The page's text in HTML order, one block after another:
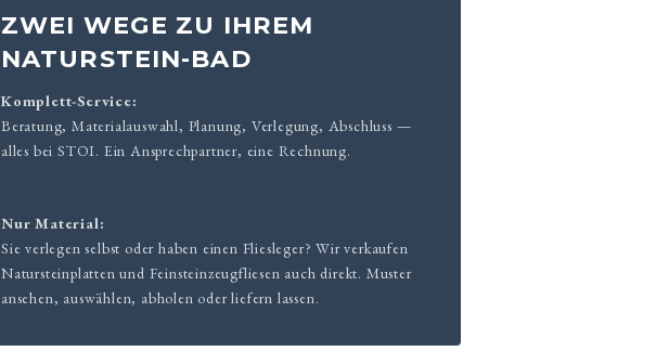
ZWEI WEGE ZU IHREM
NATURSTEIN-BAD
Komplett-Service:
Beratung, Materialauswahl, Planung, Verlegung, Abschluss —
alles bei STOI. Ein Ansprechpartner, eine Rechnung.
Nur Material:
Sie verlegen selbst oder haben einen Fliesleger? Wir verkaufen
Natursteinplatten und Feinsteinzeugfliesen auch direkt. Muster
ansehen, auswählen, abholen oder liefern lassen.